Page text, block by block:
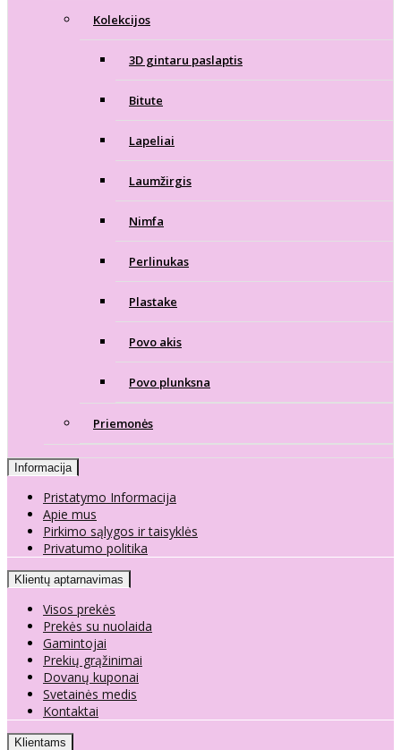
Kolekcijos
3D gintaru paslaptis
Bitute
Lapeliai
Laumžirgis
Nimfa
Perlinukas
Plastake
Povo akis
Povo plunksna
Priemonės
Informacija
Pristatymo Informacija
Apie mus
Pirkimo sąlygos ir taisyklės
Privatumo politika
Klientų aptarnavimas
Visos prekės
Prekės su nuolaida
Gamintojai
Prekių grąžinimai
Dovanų kuponai
Svetainės medis
Kontaktai
Klientams